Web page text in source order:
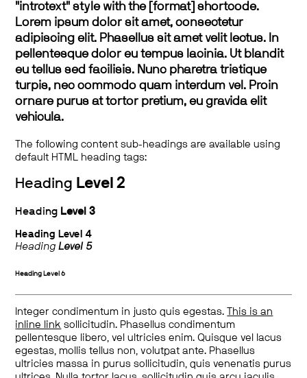
"introtext" style with the [format] shortcode.
Lorem ipsum dolor sit amet, consectetur
adipiscing elit. Phasellus sit amet velit lectus. In
pellentesque dolor eu tempus lacinia. Ut blandit
eu tellus sed facilisis. Nunc pharetra tristique
turpis, nec commodo quam interdum vel. Proin
ornare purus at tortor pretium, eu gravida elit
vehicula.
The following content sub-headings are available using
default HTML heading tags:
Heading Level 2
Heading Level 3
Heading Level 4
HeadingLevel 5
Heading Level 6
Integer condimentum in justo quis egestas.
This is an
inline link sollicitudin. Phasellus condimentum
pellentesque libero, vel ultricies enim. Quisque vel lacus
egestas, mollis tellus non, volutpat ante. Phasellus
ultricies massa in purus sollicitudin, quis venenatis purus